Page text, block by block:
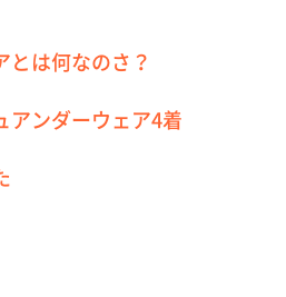
とは何なのさ？
アンダーウェア4着